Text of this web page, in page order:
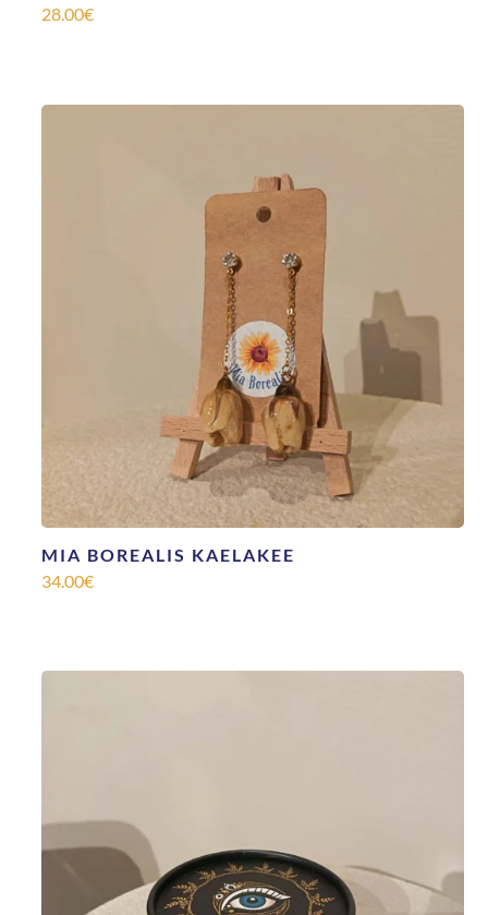
28.00€
MIA BOREALIS KAELAKEE
34.00€